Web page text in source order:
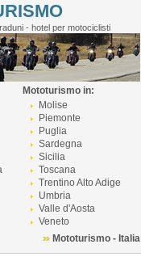
- hotel per motociclisti
Mototurismo in:
Molise
Piemonte
Puglia
Sardegna
Sicilia
Toscana
Trentino Alto Adige
Umbria
Valle d'Aosta
Veneto
Mototurismo - Italia